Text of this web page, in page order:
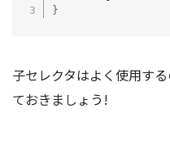
}
子セレクタはよく使用す
ておきましょう!